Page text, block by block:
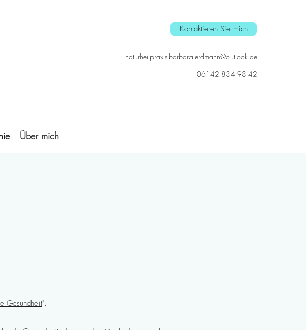
Kontaktieren Sie mich
naturheilpraxis-barbara-erdmann@outlook.de
06142 834 98 42
Über mich
Gesundheit".